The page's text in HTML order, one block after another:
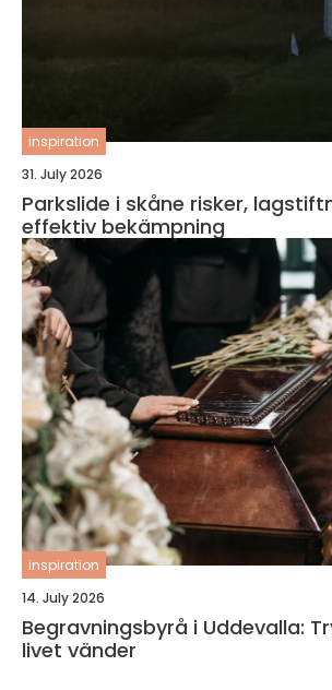
inspiration
31. July 2026
Parkslide i skåne risker, lagstiftning och
effektiv bekämpning
inspiration
14. July 2026
Begravningsbyrå i Uddevalla:
livet vänder